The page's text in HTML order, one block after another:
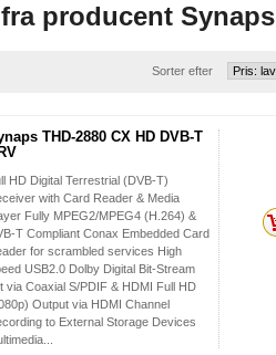
producent Synaps
Sorter efter
THD-2880 CX HD DVB-T
HD Digital Terrestrial (DVB-T)
with Card Reader & Media
Fully MPEG2/MPEG4 (H.264) &
T Compliant Conax Embedded Card
for scrambled services High
USB2.0 Dolby Digital Bit-Stream
via Coaxial S/PDIF & HDMI Full HD
Output via HDMI Channel
to External Storage Devices